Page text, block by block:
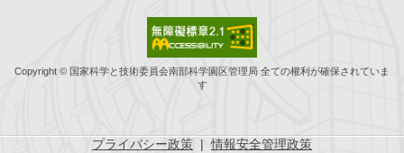
Copyright © 国家科学と技術委員会南部科学園区管理局 全ての權利が確保されていま
す
プライバシー政策 | 情報安全管理政策